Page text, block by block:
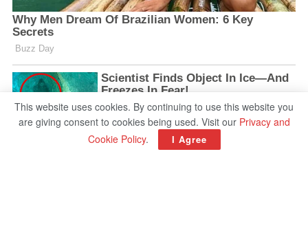
This website uses cookies. By continuing to use this website you
are giving consent to cookies being used. Visit our Privacy and
Cookie Policy. I Agree